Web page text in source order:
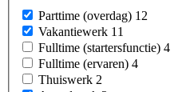
Parttime (overdag) 12
Vakantiewerk 11
Fulltime (startersfunctie) 4
Fulltime (ervaren) 4
Thuiswerk 2